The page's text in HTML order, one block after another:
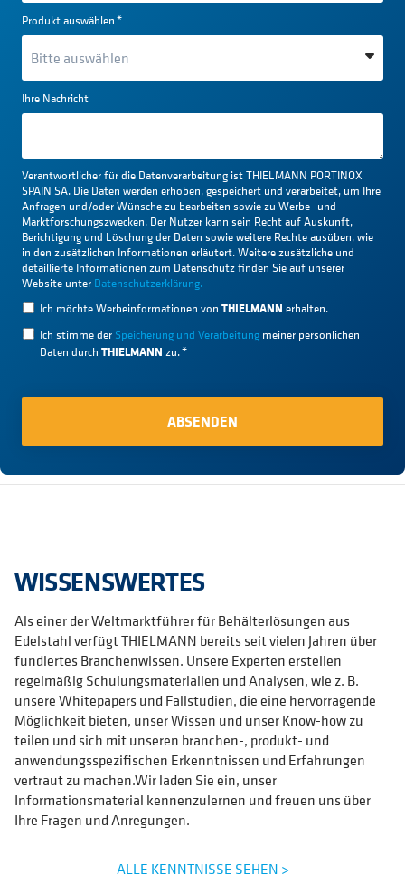
Produkt auswählen*
Ihre Nachricht
Verantwortlicher für die Datenverarbeitung ist THIELMANN PORTINOX
SPAIN SA. Die Daten werden erhoben, gespeichert und verarbeitet, um Ihre
Anfragen und/oder Wünsche zu bearbeiten sowie zu Werbe- und
Marktforschungszwecken. Der Nutzer kann sein Recht auf Auskunft,
Berichtigung und Löschung der Daten sowie weitere Rechte ausüben, wie
in den zusätzlichen Informationen erläutert. Weitere zusätzliche und
detaillierte Informationen zum Datenschutz finden Sie auf unserer
Website unter Datenschutzerklärung.
Ich möchte Werbeinformationen von THIELMANN erhalten.
Ich stimme der Speicherung und Verarbeitung meiner persönlichen
Daten durch THIELMANN zu.*
WISSENSWERTES
Als einer der Weltmarktführer für Behälterlösungen aus
Edelstahl verfügt THIELMANN bereits seit vielen Jahren über
fundiertes Branchenwissen. Unsere Experten erstellen
regelmäßig Schulungsmaterialien und Analysen, wie z. B.
unsere Whitepapers und Fallstudien, die eine hervorragende
Möglichkeit bieten, unser Wissen und unser Know-how zu
teilen und sich mit unseren branchen-, produkt- und
anwendungsspezifischen Erkenntnissen und Erfahrungen
vertraut zu machen.Wir laden Sie ein, unser
Informationsmaterial kennenzulernen und freuen uns über
Ihre Fragen und Anregungen.
ALLE KENNTNISSE SEHEN >